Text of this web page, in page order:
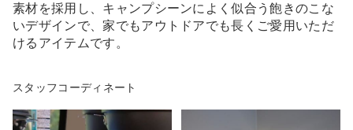
素材を採用し、キャンプシーンによく似合う飽きのこな
いデザインで、家でもアウトドアでも長くご愛用いただ
けるアイテムです。
スタッフコーディネート